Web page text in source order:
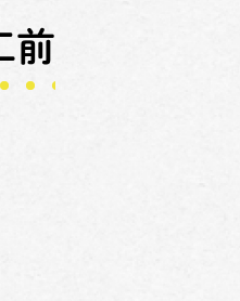
前